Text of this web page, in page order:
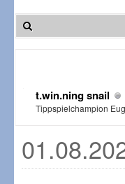
t.win.ning snail
Tippspielchampion